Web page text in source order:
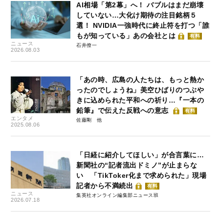
ニュース
2026.08.03
AI相場「第2幕」へ！ バブルはまだ崩壊
していない…大化け期待の注目銘柄５
選！ NVIDIA一強時代に終止符を打つ「誰
もが知っている」あの会社とは
有料
石井僚一
エンタメ
2025.08.06
「あの時、広島の人たちは、もっと熱か
ったのでしょうね」美空ひばりのつぶや
きに込められた平和への祈り…『一本の
鉛筆』で伝えた反戦への意志
有料
佐藤剛
ニュース
2026.07.18
「日経に紹介してほしい」が合言葉に…
新聞社の“記者流出ドミノ”が止まらな
い 「TikToker化まで求められた」現場
記者から不満続出
有料
集英社オンライン編集部ニュース班